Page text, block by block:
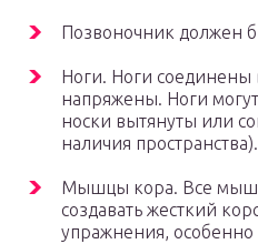
Позвоночник должен
Ноги. Ноги соединены
напряжены. Ноги
носки вытянуты или
наличия пространства).
Мышцы кора. Все
создавать жесткий
упражнения,